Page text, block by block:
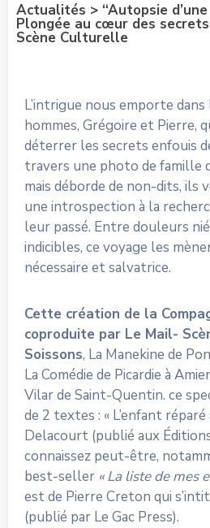
Actualités > “Autopsie
Plongée au cœur des
Scène Culturelle
L’intrigue nous emporte
hommes, Grégoire et Pierre,
déterrer les secrets enfouis
travers une photo de famille
mais déborde de non-dits, ils
une introspection à la
leur passé. Entre douleurs
indicibles, ce voyage les
nécessaire et salvatrice.
Cette création de la
coproduite par Le Mail-
Soissons, La Manekine de
La Comédie de Picardie à
Vilar de Saint-Quentin. ce
de 2 textes : « L’enfant réparé
Delacourt (publié aux
connaissez peut-être,
best-seller « La liste de mes
est de Pierre Creton qui
(publié par Le Gac Press).